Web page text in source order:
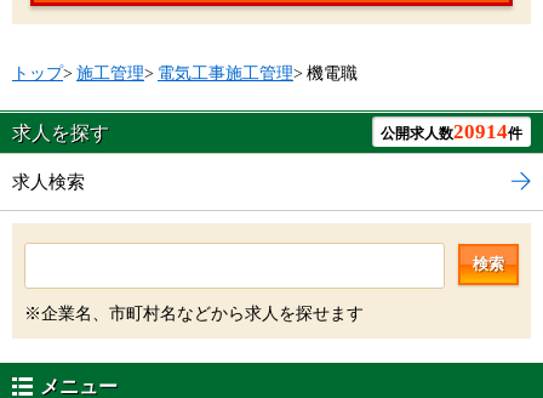
トップ> 施工管理> 電気工事施工管理> 機電職
求人を探す 公開求人数20914件
求人検索
検索
※企業名、市町村名などから求人を探せます
メニュー